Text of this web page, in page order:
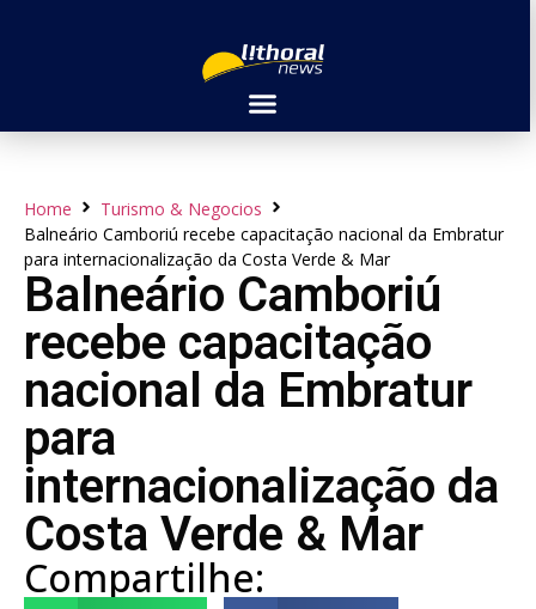
Home
Turismo & Negocios
Balneário Camboriú recebe capacitação nacional da Embratur
para internacionalização da Costa Verde & Mar
Balneário Camboriú
recebe capacitação
nacional da Embratur
para
internacionalização da
Costa Verde & Mar
Compartilhe: